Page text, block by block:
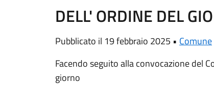
DELL' ORDINE DEL
Pubblicato il 19 febbraio 2025 • Comune
Facendo seguito alla convocazione del
giorno